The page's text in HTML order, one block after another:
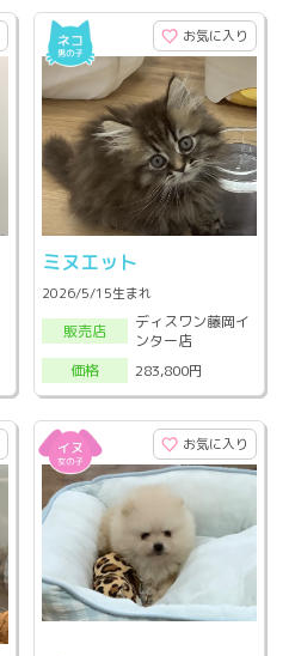
お気に入り
ミヌエット
2026/5/15生まれ
販売店
ディスワン藤岡イ
ンター店
価格
283,800円
お気に入り